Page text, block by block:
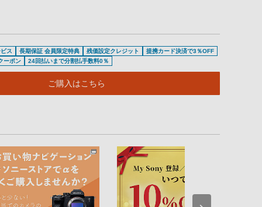
ス 長期保証 会員限定特典 残価設定クレジット
提携カード決済で3％OFF
ーポン
24回払いまで分割払手数料0％
ご購入はこちら